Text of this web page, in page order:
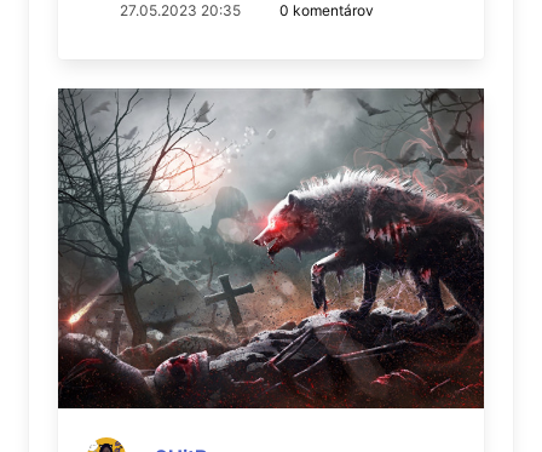
27.05.2023 20:35 0 komentárov